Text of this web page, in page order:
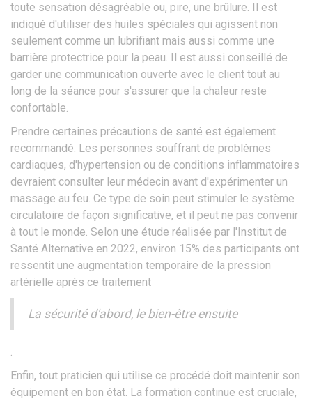
toute sensation désagréable ou, pire, une brûlure. Il est
indiqué d'utiliser des huiles spéciales qui agissent non
seulement comme un lubrifiant mais aussi comme une
barrière protectrice pour la peau. Il est aussi conseillé de
garder une communication ouverte avec le client tout au
long de la séance pour s'assurer que la chaleur reste
confortable.
Prendre certaines précautions de santé est également
recommandé. Les personnes souffrant de problèmes
cardiaques, d'hypertension ou de conditions inflammatoires
devraient consulter leur médecin avant d'expérimenter un
massage au feu. Ce type de soin peut stimuler le système
circulatoire de façon significative, et il peut ne pas convenir
à tout le monde. Selon une étude réalisée par l'Institut de
Santé Alternative en 2022, environ 15% des participants ont
ressentit une augmentation temporaire de la pression
artérielle après ce traitement
La sécurité d'abord, le bien-être ensuite
.
Enfin, tout praticien qui utilise ce procédé doit maintenir son
équipement en bon état. La formation continue est cruciale,